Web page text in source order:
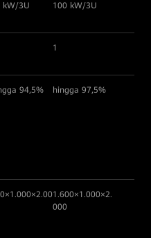
kW/3U 100 kW/3U
1
94,5% hingga 97,5%
1.600×1.000×2.
000